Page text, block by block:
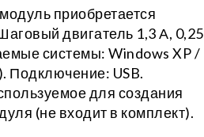
приобретается
двигатель 1,3 А, 0,25
системы: Windows XP /
Подключение: USB.
для создания
(не входит в комплект).